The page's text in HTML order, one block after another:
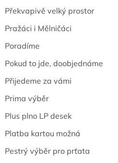
Překvapivě velký prostor
Pražáci i Mělničáci
Poradíme
Pokud to jde, doobjednáme
Přijedeme za vámi
Prima výběr
Plus plno LP desek
Platba kartou možná
Pestrý výběr pro prťata